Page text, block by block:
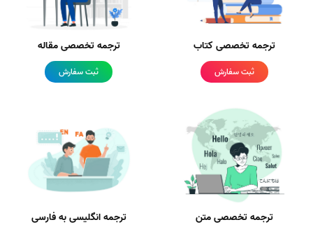
ترجمه تخصصی کتاب
ثبت سفارش
ترجمه تخصصی مقاله
ثبت سفارش
ترجمه تخصصی متن ترجمه انگلیسی به فارسی